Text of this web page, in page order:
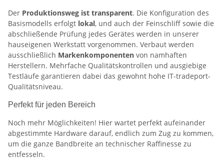
Der Produktionsweg ist transparent. Die Konfiguration des
Basismodells erfolgt lokal, und auch der Feinschliff sowie die
abschließende Prüfung jedes Gerätes werden in unserer
hauseigenen Werkstatt vorgenommen. Verbaut werden
ausschließlich Markenkomponenten von namhaften
Herstellern. Mehrfache Qualitätskontrollen und ausgiebige
Testläufe garantieren dabei das gewohnt hohe IT-tradeport-
Qualitätsniveau.
Perfekt für jeden Bereich
Noch mehr Möglichkeiten! Hier wartet perfekt aufeinander
abgestimmte Hardware darauf, endlich zum Zug zu kommen,
um die ganze Bandbreite an technischer Raffinesse zu
entfesseln.